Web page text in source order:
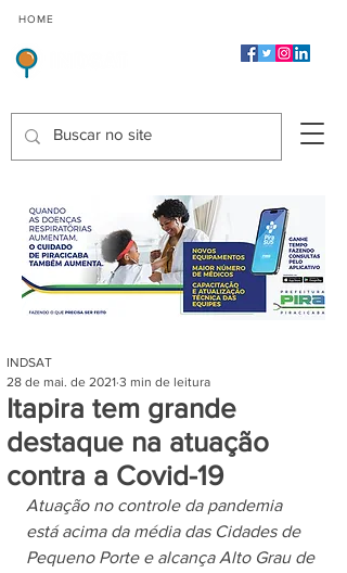
HOME
Itapira tem grande
destaque na atuação
contra a Covid-19
INDSAT
28 de mai. de 2021 3 min de leitura
Atuação no controle da pandemia
está acima da média das Cidades de
Pequeno Porte e alcança Alto Grau de